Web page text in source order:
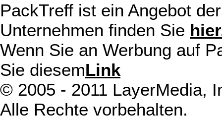
PackTreff ist ein Angebot
Unternehmen finden Sie
Wenn Sie an Werbung auf
Sie diesemLink
© 2005 - 2011 LayerMedia,
Alle Rechte vorbehalten.